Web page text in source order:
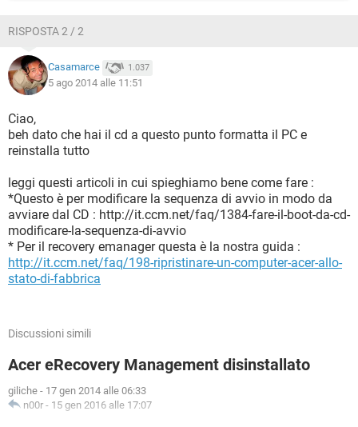
RISPOSTA 2 / 2
Casamarce 1.037
5 ago 2014 alle 11:51
Ciao,
beh dato che hai il cd a questo punto formatta il PC e
reinstalla tutto
leggi questi articoli in cui spieghiamo bene come fare :
*Questo è per modificare la sequenza di avvio in modo da
avviare dal CD : http://it.ccm.net/faq/1384-fare-il-boot-da-cd-
modificare-la-sequenza-di-avvio
* Per il recovery emanager questa è la nostra guida :
http://it.ccm.net/faq/198-ripristinare-un-computer-acer-allo-
stato-di-fabbrica
Discussioni simili
Acer eRecovery Management disinstallato
giliche - 17 gen 2014 alle 06:33
n00r - 15 gen 2016 alle 17:07